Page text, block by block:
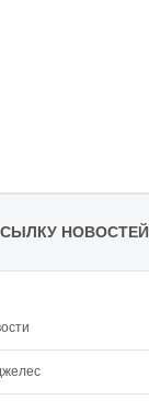
НОВОСТЕЙ